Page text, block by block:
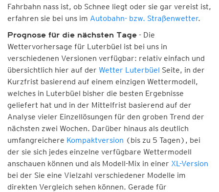
Fahrbahn nass ist, ob Schnee liegt oder sie gar vereist ist,
erfahren sie bei uns im Autobahn- bzw. Straßenwetter.
Prognose für die nächsten Tage - Die
Wettervorhersage für Luterbüel ist bei uns in
verschiedenen Versionen verfügbar: relativ einfach und
übersichtlich hier auf der Wetter Luterbüel Seite, in der
Kurzfrist basierend auf einem einzigen Wettermodell,
welches in Luterbüel bisher die besten Ergebnisse
geliefert hat und in der Mittelfrist basierend auf der
Analyse vieler Einzellösungen für den groben Trend der
nächsten zwei Wochen. Darüber hinaus als deutlich
umfangreichere Kompaktversion (bis zu 5 Tagen), bei
der sie sich jedes einzelne verfügbare Wettermodell
anschauen können und als Modell-Mix in einer XL-Version
bei der Sie eine Vielzahl verschiedener Modelle im
direkten Vergleich sehen können. Gerade für